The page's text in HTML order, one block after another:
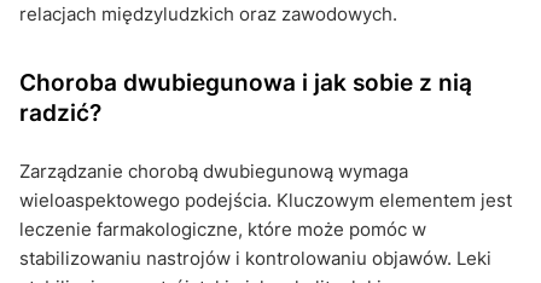
relacjach międzyludzkich oraz zawodowych.
Choroba dwubiegunowa i jak sobie z nią
radzić?
Zarządzanie chorobą dwubiegunową wymaga
wieloaspektowego podejścia. Kluczowym elementem jest
leczenie farmakologiczne, które może pomóc w
stabilizowaniu nastrojów i kontrolowaniu objawów. Leki